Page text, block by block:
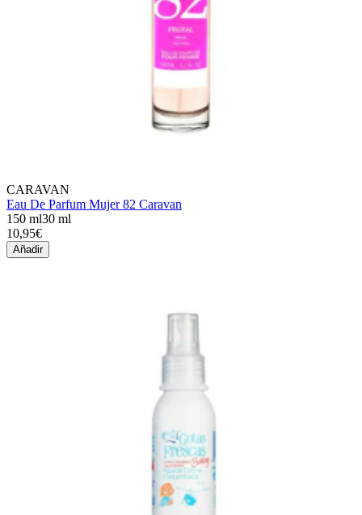
CARAVAN
Eau De Parfum Mujer 82 Caravan
150 ml30 ml
10,95€
Añadir